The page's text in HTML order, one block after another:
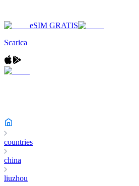
eSIM GRATIS
Scarica
countries
china
liuzhou